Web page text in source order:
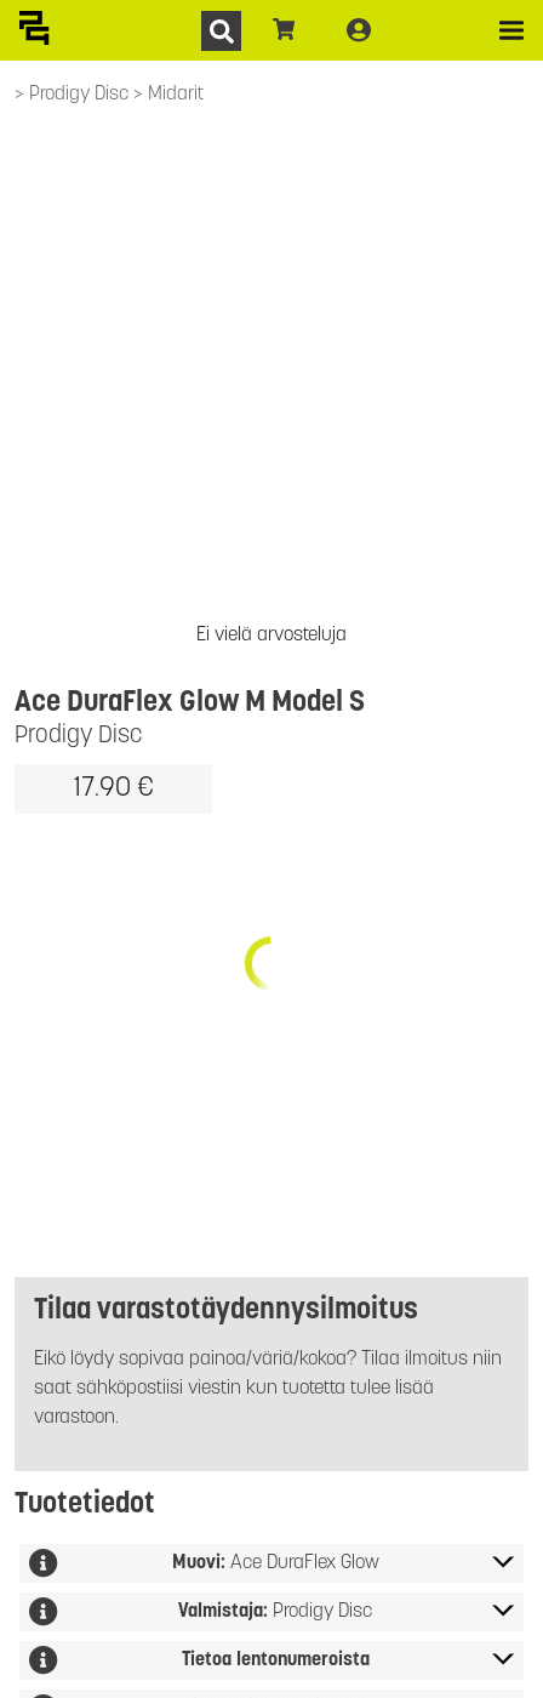
Prodigy Disc Midarit
Ei vielä arvosteluja
Prodigy Disc
Ace DuraFlex Glow M Model S
17.90 €
Tilaa varastotäydennysilmoitus
Eikö löydy sopivaa painoa/väriä/kokoa? Tilaa ilmoitus niin
saat sähköpostiisi viestin kun tuotetta tulee lisää
varastoon.
Tuotetiedot
Muovi: Ace DuraFlex Glow
Valmistaja: Prodigy Disc
Tietoa lentonumeroista